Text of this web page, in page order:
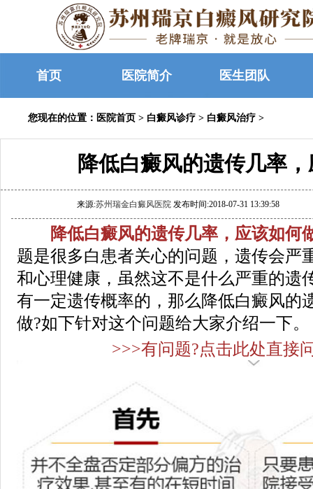
首页 医院简介 医生团队
您现在的位置： 医院首页 > 白癜风诊疗 > 白癜风治疗 >
降低白癜风的遗传几率
来源:苏州瑞金白癜风医院 发布时间:2018-07-31 13:39:58
降低白癜风的遗传几率，应该如何
题是很多白患者关心的问题，遗传会严
和心理健康，虽然这不是什么严重的遗
有一定遗传概率的，那么降低白癜风的
做?如下针对这个问题给大家介绍一下。
>>>有问题?点击此处直接